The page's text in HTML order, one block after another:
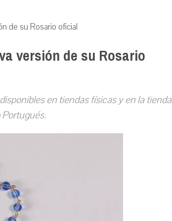
de su Rosario oficial
versión de su Rosario
en tiendas físicas y en la tienda